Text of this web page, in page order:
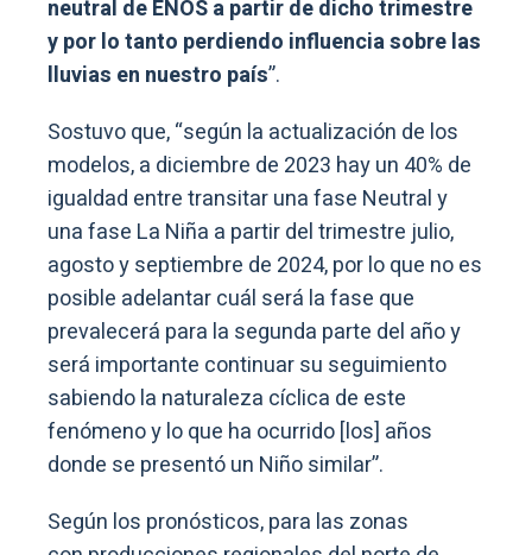
neutral de ENOS a partir de dicho trimestre
y por lo tanto perdiendo influencia sobre las
lluvias en nuestro país”.
Sostuvo que, “según la actualización de los
modelos, a diciembre de 2023 hay un 40% de
igualdad entre transitar una fase Neutral y
una fase La Niña a partir del trimestre julio,
agosto y septiembre de 2024, por lo que no es
posible adelantar cuál será la fase que
prevalecerá para la segunda parte del año y
será importante continuar su seguimiento
sabiendo la naturaleza cíclica de este
fenómeno y lo que ha ocurrido [los] años
donde se presentó un Niño similar”.
Según los pronósticos, para las zonas